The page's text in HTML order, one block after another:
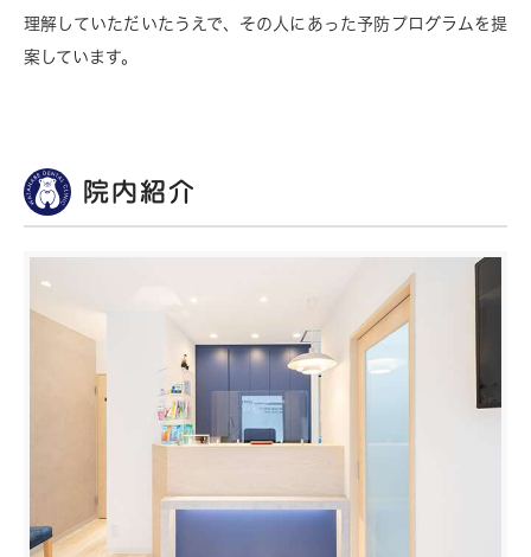
理解していただいたうえで、その人にあった予防プログラムを提
案しています。
院内紹介